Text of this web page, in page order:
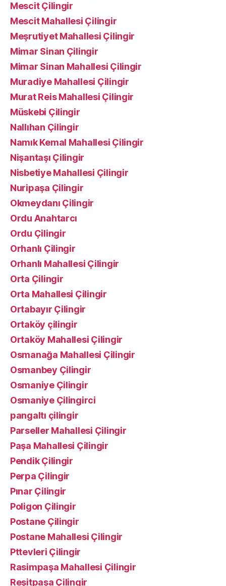
Mescit Çilingir
Mescit Mahallesi Çilingir
Meşrutiyet Mahallesi Çilingir
Mimar Sinan Çilingir
Mimar Sinan Mahallesi Çilingir
Muradiye Mahallesi Çilingir
Murat Reis Mahallesi Çilingir
Müskebi Çilingir
Nallıhan Çilingir
Namık Kemal Mahallesi Çilingir
Nişantaşı Çilingir
Nisbetiye Mahallesi Çilingir
Nuripaşa Çilingir
Okmeydanı Çilingir
Ordu Anahtarcı
Ordu Çilingir
Orhanlı Çilingir
Orhanlı Mahallesi Çilingir
Orta Çilingir
Orta Mahallesi Çilingir
Ortabayır Çilingir
Ortaköy çilingir
Ortaköy Mahallesi Çilingir
Osmanağa Mahallesi Çilingir
Osmanbey Çilingir
Osmaniye Çilingir
Osmaniye Çilingirci
pangaltı çilingir
Parseller Mahallesi Çilingir
Paşa Mahallesi Çilingir
Pendik Çilingir
Perpa Çilingir
Pınar Çilingir
Poligon Çilingir
Postane Çilingir
Postane Mahallesi Çilingir
Pttevleri Çilingir
Rasimpaşa Mahallesi Çilingir
Reşitpaşa Çilingir